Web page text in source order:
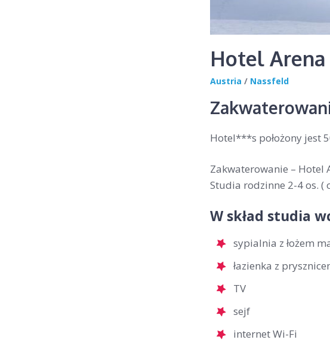
Hotel
Austria / Nassfeld
Hotel***s położony jest
Zakwaterowanie – Hotel
Studia rodzinne 2-4 os. (
W skład studia
sypialnia z łożem
łazienka z
TV
sejf
internet Wi-Fi